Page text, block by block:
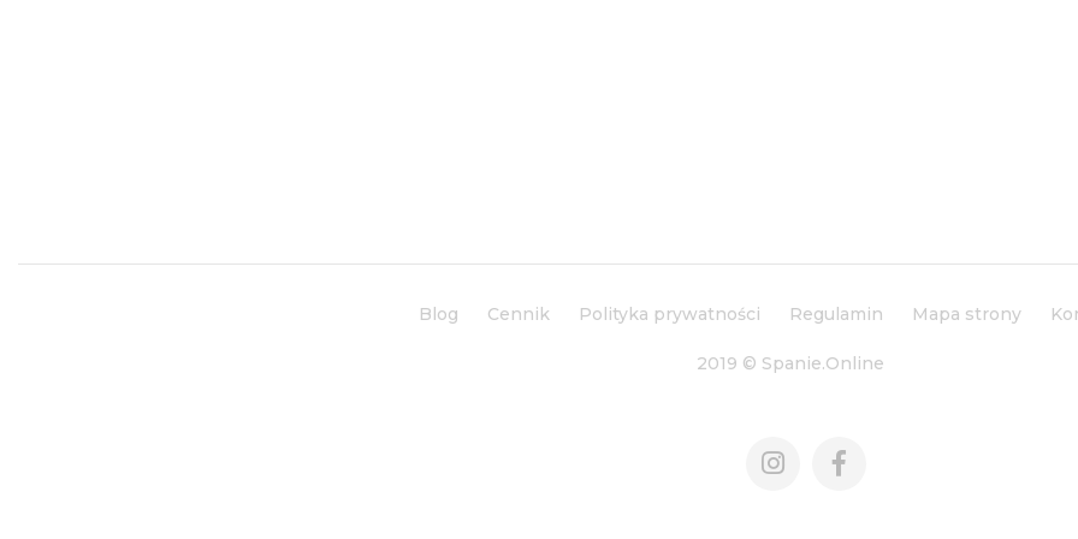
Blog Cennik Polityka prywatności Regulamin Mapa strony
2019 © Spanie.Online